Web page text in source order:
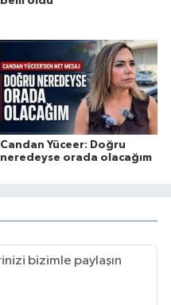
Candan Yüceer: Doğru
neredeyse orada olacağım